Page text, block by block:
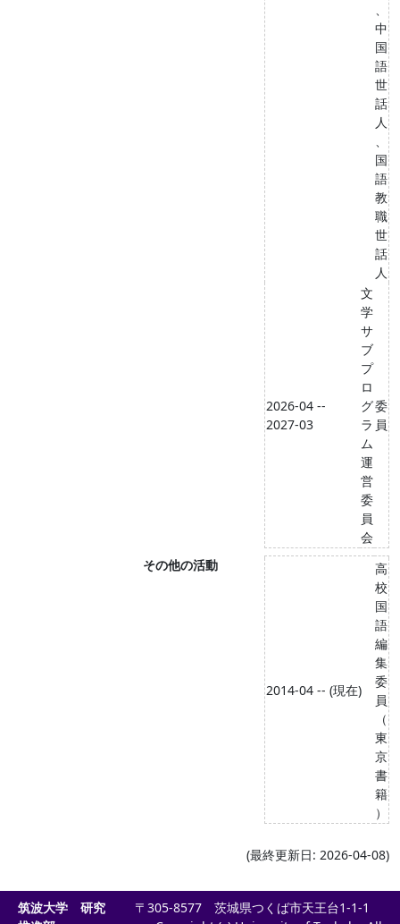
、
中
国
語
世
話
人
、
国
語
教
職
世
話
人
2026-04 --
2027-03
文
学
サ
ブ
プ
ロ
グ
ラ
ム
運
営
委
員
会
委
員
その他の活動
2014-04 -- (現在)
高
校
国
語
編
集
委
員
（
東
京
書
籍
）
(最終更新日: 2026-04-08)
筑波大学 研究
〒305-8577 茨城県つくば市天王台1-1-1